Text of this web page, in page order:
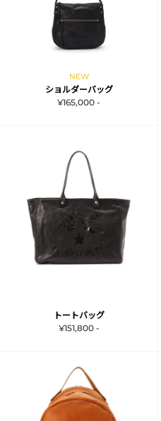
NEW
ショルダーバッグ
¥165,000 -
トートバッグ
¥151,800 -